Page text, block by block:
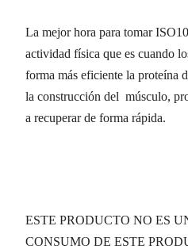
La mejor hora para tomar
actividad física que es cuando
forma más eficiente la proteína
la construcción del músculo,
a recuperar de forma rápida.
ESTE PRODUCTO NO ES
CONSUMO DE ESTE